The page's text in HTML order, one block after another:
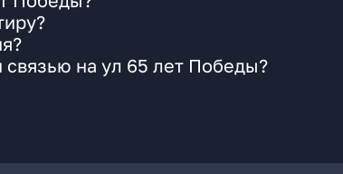
на ул 65 лет Победы?